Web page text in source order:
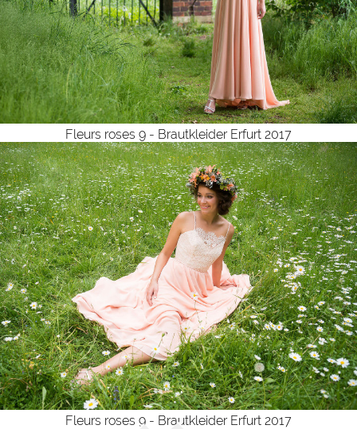
Fleurs roses 9 - Brautkleider Erfurt 2017
Fleurs roses 9 - Brautkleider Erfurt 2017